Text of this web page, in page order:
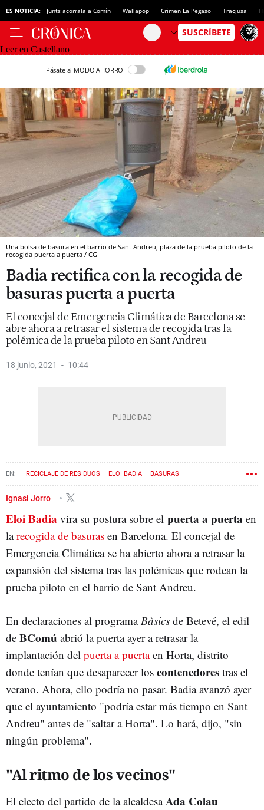
ES NOTICIA: Junts acorrala a Comín Wallapop Crimen La Pegaso Tracjusa
Leer en Castellano
Pásate al MODO AHORRO
Una bolsa de basura en el barrio de Sant Andreu, plaza de la prueba piloto de la
recogida puerta a puerta / CG
Badia rectifica con la recogida de
basuras puerta a puerta
El concejal de Emergencia Climática de Barcelona se
abre ahora a retrasar el sistema de recogida tras la
polémica de la prueba piloto en Sant Andreu
18 junio, 2021 10:44
RECICLAJE DE RESIDUOS ELOI BADIA BASURAS
Ignasi Jorro
Eloi Badia vira su postura sobre el puerta a puerta en
larecogida de basuras en Barcelona. El concejal de
Emergencia Climática se ha abierto ahora a retrasar la
expansión del sistema tras las polémicas que rodean la
prueba piloto en el barrio de Sant Andreu.
En declaraciones al programaBàsics de Betevé, el edil
de BComú abrió la puerta ayer a retrasar la
implantación del puerta a puertaen Horta, distrito
donde tenían que desaparecer los contenedores tras el
verano. Ahora, ello podría no pasar. Badia avanzó ayer
que el ayuntamiento "podría estar más tiempo en Sant
Andreu" antes de "saltar a Horta". Lo hará, dijo, "sin
ningún problema".
"Al ritmo de los vecinos"
El electo del partido de la alcaldesaAda Colau